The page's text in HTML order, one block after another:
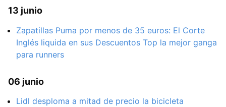
13 junio
Zapatillas Puma por menos de 35 euros: El Corte
Inglés liquida en sus Descuentos Top la mejor ganga
para runners
06 junio
Lidl desploma a mitad de precio la bicicleta